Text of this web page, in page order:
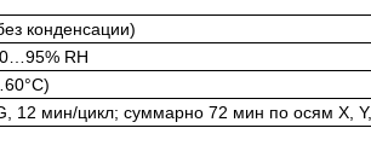
конденсации)
RH
12 мин/цикл; суммарно 72 мин по осям X,